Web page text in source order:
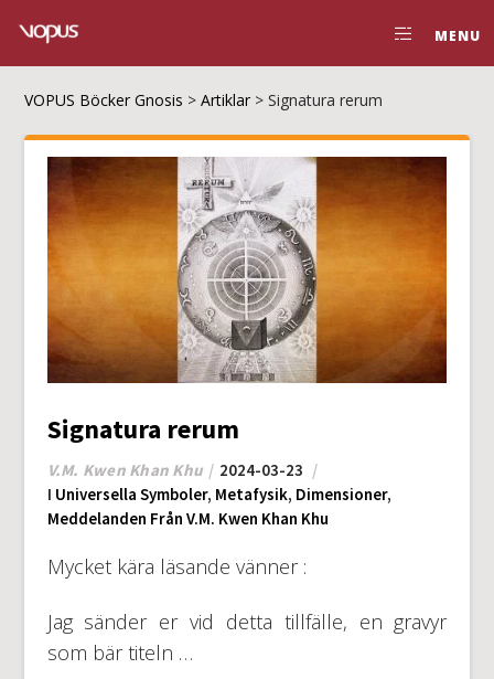
MENU
VOPUS Böcker Gnosis >Artiklar >Signatura rerum
Signatura rerum
V.M. Kwen Khan Khu
2024-03-23
I Universella Symboler, Metafysik, Dimensioner,
Meddelanden Från V.M. Kwen Khan Khu
Mycket kära läsande vänner :
Jag sänder er vid detta tillfälle, en gravyr
som bär titeln …